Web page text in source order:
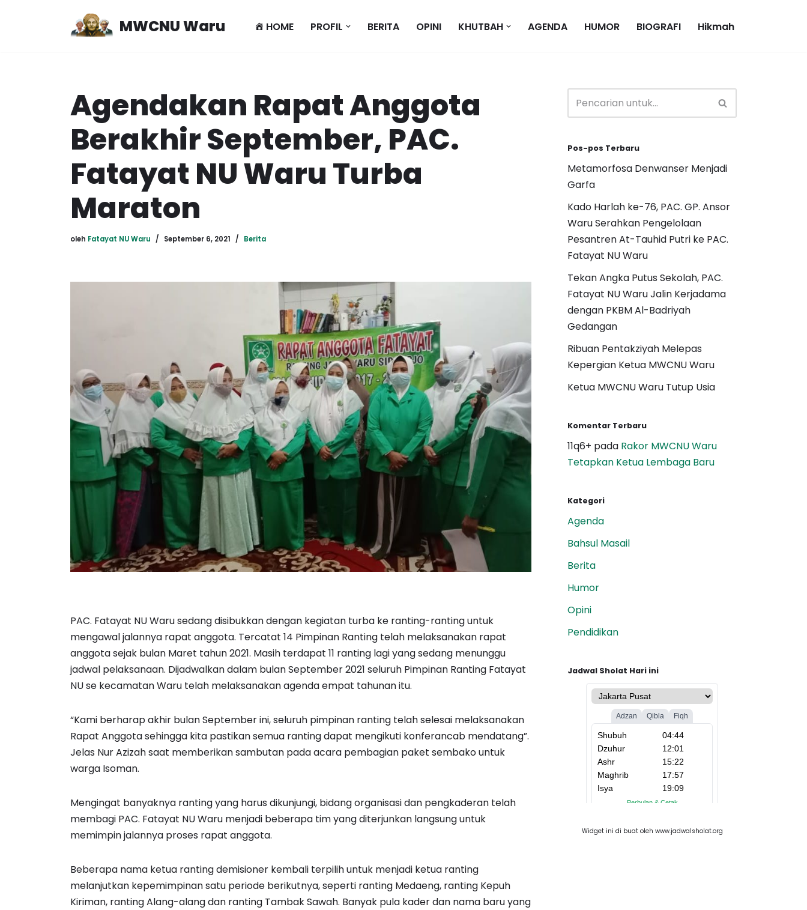
MWCNU Waru HOME PROFIL BERITA OPINI KHUTBAH AGENDA HUMOR BIOGRAFI Hikmah
Agendakan Rapat Anggota
Berakhir September, PAC.
Fatayat NU Waru Turba
Maraton
oleh Fatayat NU Waru September 6, 2021 Berita
PAC. Fatayat NU Waru sedang disibukkan dengan kegiatan turba ke ranting-ranting untuk
mengawal jalannya rapat anggota. Tercatat 14 Pimpinan Ranting telah melaksanakan rapat
anggota sejak bulan Maret tahun 2021. Masih terdapat 11 ranting lagi yang sedang menunggu
jadwal pelaksanaan. Dijadwalkan dalam bulan September 2021 seluruh Pimpinan Ranting Fatayat
NU se kecamatan Waru telah melaksanakan agenda empat tahunan itu.
“Kami berharap akhir bulan September ini, seluruh pimpinan ranting telah selesai melaksanakan
Rapat Anggota sehingga kita pastikan semua ranting dapat mengikuti konferancab mendatang”.
Jelas Nur Azizah saat memberikan sambutan pada acara pembagian paket sembako untuk
warga Isoman.
Mengingat banyaknya ranting yang harus dikunjungi, bidang organisasi dan pengkaderan telah
membagi PAC. Fatayat NU Waru menjadi beberapa tim yang diterjunkan langsung untuk
memimpin jalannya proses rapat anggota.
Beberapa nama ketua ranting demisioner kembali terpilih untuk menjadi ketua ranting
melanjutkan kepemimpinan satu periode berikutnya, seperti ranting Medaeng, ranting Kepuh
Kiriman, ranting Alang-alang dan ranting Tambak Sawah. Banyak pula kader dan nama baru yang
Pos-pos Terbaru
Metamorfosa Denwanser Menjadi
Garfa
Kado Harlah ke-76, PAC. GP. Ansor
Waru Serahkan Pengelolaan
Pesantren At-Tauhid Putri ke PAC.
Fatayat NU Waru
Tekan Angka Putus Sekolah, PAC.
Fatayat NU Waru Jalin Kerjadama
dengan PKBM Al-Badriyah
Gedangan
Ribuan Pentakziyah Melepas
Kepergian Ketua MWCNU Waru
Ketua MWCNU Waru Tutup Usia
Komentar Terbaru
11q6+ pada Rakor MWCNU Waru
Tetapkan Ketua Lembaga Baru
Kategori
Agenda
Bahsul Masail
Berita
Humor
Opini
Pendidikan
Jadwal Sholat Hari ini
Widget ini di buat oleh www.jadwalsholat.org